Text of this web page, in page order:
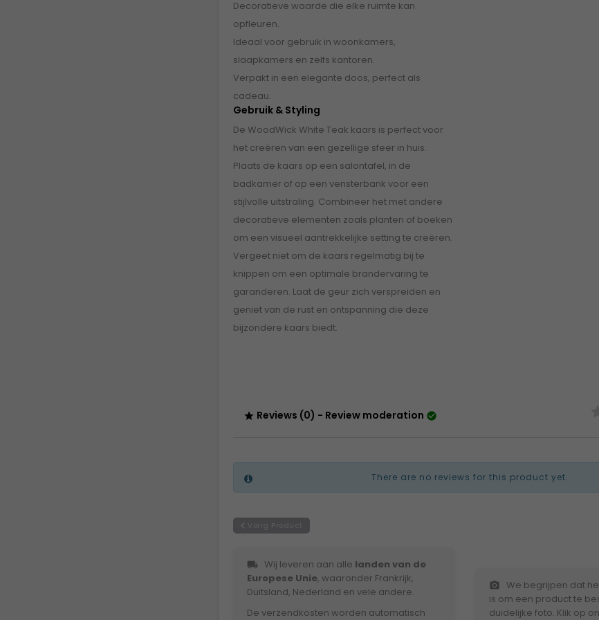
Decoratieve waarde die elke ruimte kan
opfleuren.
Ideaal voor gebruik in woonkamers,
slaapkamers en zelfs kantoren.
Verpakt in een elegante doos, perfect als
cadeau.
Gebruik & Styling
De WoodWick White Teak kaars is perfect voor
het creëren van een gezellige sfeer in huis.
Plaats de kaars op een salontafel, in de
badkamer of op een vensterbank voor een
stijlvolle uitstraling. Combineer het met andere
decoratieve elementen zoals planten of boeken
om een visueel aantrekkelijke setting te creëren.
Vergeet niet om de kaars regelmatig bij te
knippen om een optimale brandervaring te
garanderen. Laat de geur zich verspreiden en
geniet van de rust en ontspanning die deze
bijzondere kaars biedt.
 Reviews (0) - Review moderation 
There are no reviews for this product yet.
local_shipping Wij leveren aan alle landen van de
Europese Unie, waaronder Frankrijk,
Duitsland, Nederland en vele andere.
De verzendkosten worden automatisch
photo_camera
We begrijpen dat
is om een product te
duidelijke foto. Klik op